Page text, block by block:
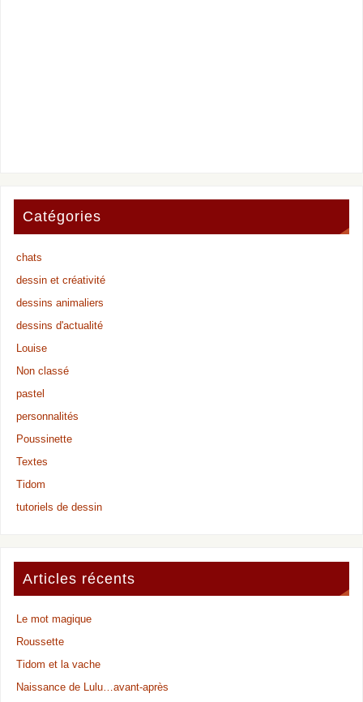
Catégories
chats
dessin et créativité
dessins animaliers
dessins d'actualité
Louise
Non classé
pastel
personnalités
Poussinette
Textes
Tidom
tutoriels de dessin
Articles récents
Le mot magique
Roussette
Tidom et la vache
Naissance de Lulu…avant-après